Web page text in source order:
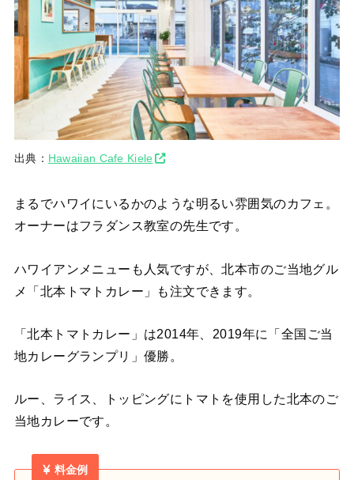
出典： Hawaiian Cafe Kiele
まるでハワイにいるかのような明るい雰囲気のカフェ。
オーナーはフラダンス教室の先生です。
ハワイアンメニューも人気ですが、北本市のご当地グル
メ「北本トマトカレー」も注文できます。
「北本トマトカレー」は2014年、2019年に「全国ご当
地カレーグランプリ」優勝。
ルー、ライス、トッピングにトマトを使用した北本のご
当地カレーです。
料金例